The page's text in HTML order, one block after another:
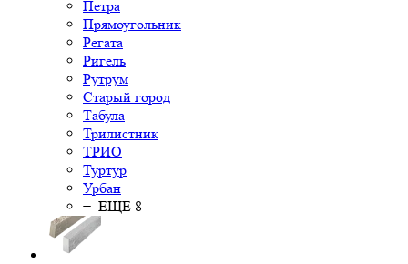
Петра
Прямоугольник
Регата
Ригель
Рутрум
Старый город
Табула
Трилистник
ТРИО
Туртур
Урбан
+ ЕЩЕ 8